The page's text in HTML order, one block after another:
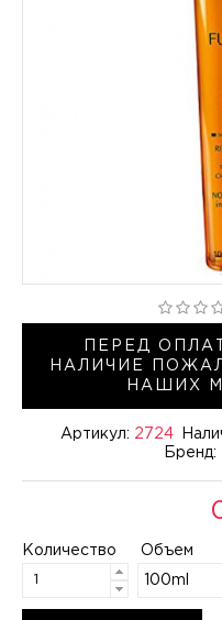
ПЕРЕД
НАЛИЧИЕ
НАШИХ
Артикул: 2724
Бренд:
Количество Объем
100ml